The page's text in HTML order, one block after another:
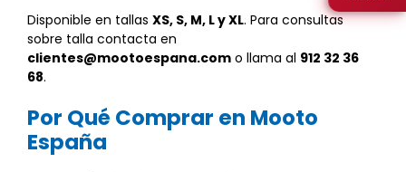
Disponible en tallas XS, S, M, L y XL. Para consultas
sobre talla contacta en
clientes@mootoespana.com o llama al 912 32 36
68.
Por Qué Comprar en Mooto
España